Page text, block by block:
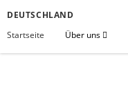
DEUTSCHLAND
Startseite
Über uns